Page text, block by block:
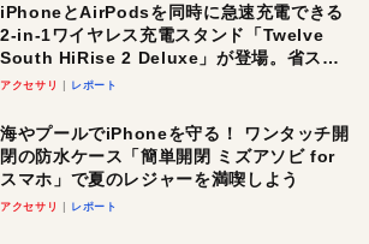
iPhoneとAirPodsを同時に急速充電できる
2-in-1ワイヤレス充電スタンド「Twelve
South HiRise 2 Deluxe」が登場。省スペ
ースでおしゃれに充電したい人にオスス
アクセサリ レポート
海やプールでiPhoneを守る！ ワンタッチ開
閉の防水ケース「簡単開閉 ミズアソビ for
スマホ」で夏のレジャーを満喫しよう
アクセサリ レポート